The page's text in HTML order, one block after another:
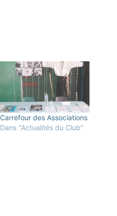
Carrefour des Associations
Dans "Actualités du Club"